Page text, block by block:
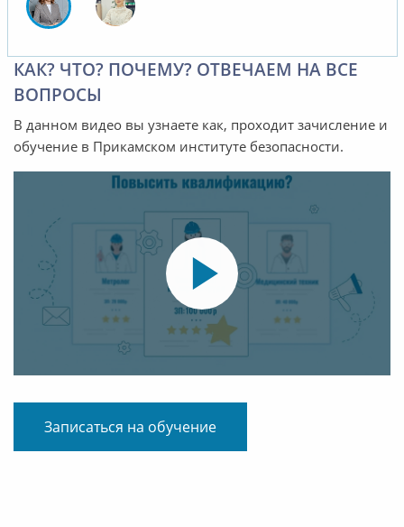
КАК? ЧТО? ПОЧЕМУ? ОТВЕЧАЕМ НА ВСЕ
ВОПРОСЫ
В данном видео вы узнаете как, проходит зачисление и
обучение в Прикамском институте безопасности.
Записаться на обучение